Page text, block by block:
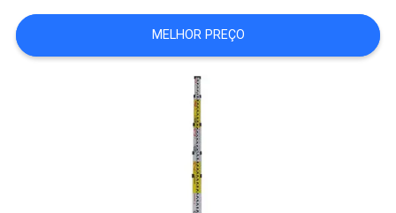
MAPA
DO
MELHOR PREÇO